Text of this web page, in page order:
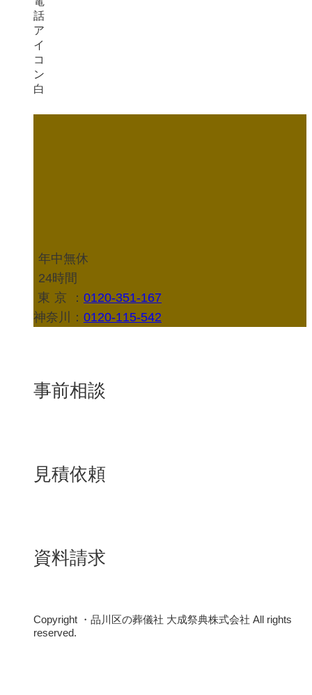
年中無休
24時間
東京
：0120-351-167
神奈川： 0120-115-542
事前相談
見積依頼
資料請求
Copyright ・品川区の葬儀社 大成祭典株式会社 All rights
reserved.